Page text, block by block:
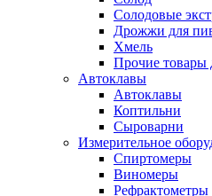
Солодовые
Дрожжи для
Хмель
Прочие товары
Автоклавы
Автоклавы
Коптильни
Сыроварни
Измерительное
Спиртомеры
Виномеры
Рефрактометры